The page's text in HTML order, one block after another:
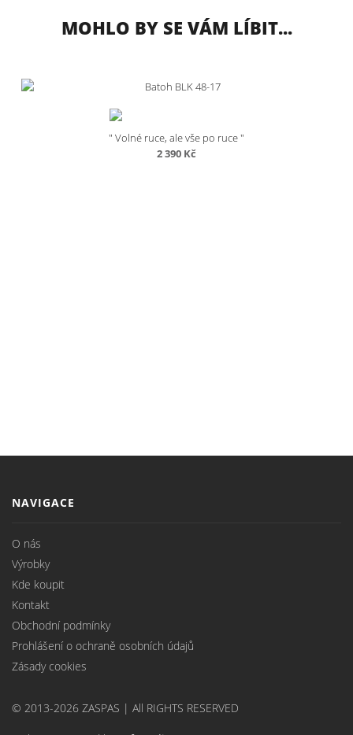
MOHLO BY SE VÁM LÍBIT...
" Volné ruce, ale vše po ruce "
2 390 Kč
NAVIGACE
O nás
Výrobky
Kde koupit
Kontakt
Obchodní podmínky
Prohlášení o ochraně osobních údajů
Zásady cookies
© 2013-2026 ZASPAS | All RIGHTS RESERVED